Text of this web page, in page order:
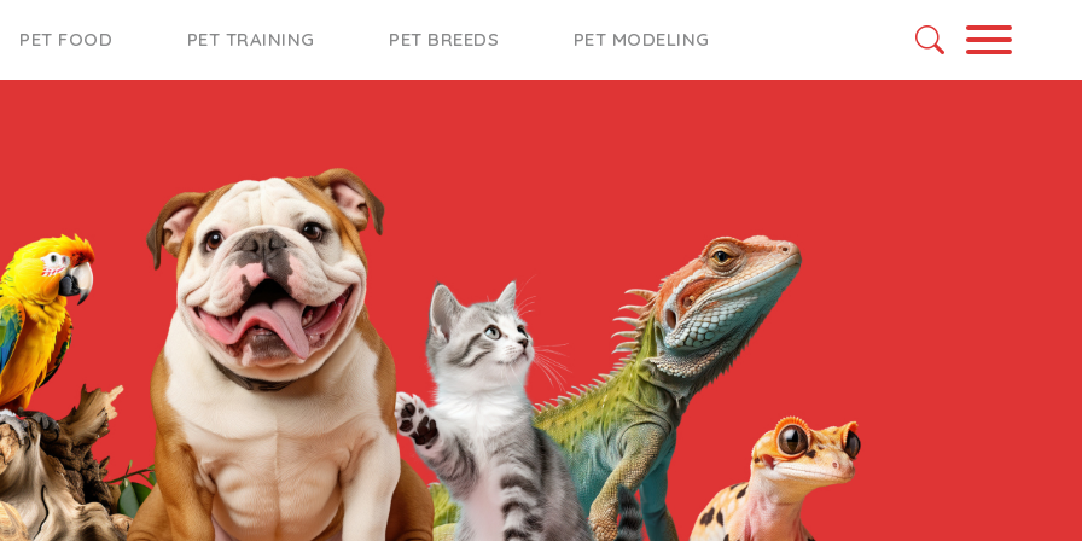
PET FOOD PET TRAINING PET BREEDS PET MODELING